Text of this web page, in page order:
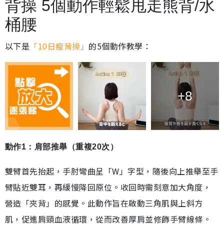
背操 5個動作輕鬆甩走熊背/水
桶腰
以下是 「10日瘦背操」 的5個動作教學：
+8
動作1：肩部推舉（重複20次）
雙臂首先抬起，手肘彎曲呈「W」字型，隨後向上推舉至手
臂貼近雙耳，再緩慢降回原位。收回時需刻意加大角度，
營造「夾背」的感覺。此動作旨在啟動三角肌與上斜方
肌，促進肩頸血液循環，從而改善厚肩並修飾手臂線條。